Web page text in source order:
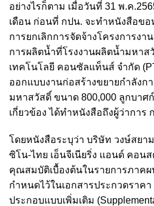
อย่างไรก็ตาม เมื่อวันที่ 31 พ.ค
เดือน ก่อนที่ กปน. จะทำหนังสือข
การยกเลิกการจัดจ้างโครงการงา
การผลิตน้ำที่โรงงานผลิตน้ำมหาส
เทคโนโลยี คอนซัลแท็นส์ จำกัด
ออกแบบงานก่อสร้างขยายกำลังก
มหาสวัสดิ์ ขนาด 800,000 ลูกบาศ
เกี่ยวข้อง ได้ทำหนังสือถึงผู้ว่าการ
โดยหนังสือระบุว่า บริษัท วงษ์สยา
ซิโน-ไทย เอ็นจีเนียริ่ง แอนด์ คอน
คุณสมบัติเบื้องต้นในรายการภาคผ
กำหนดไว้ในเอกสารประกวดราคา
ประกอบแบบเพิ่มเติม